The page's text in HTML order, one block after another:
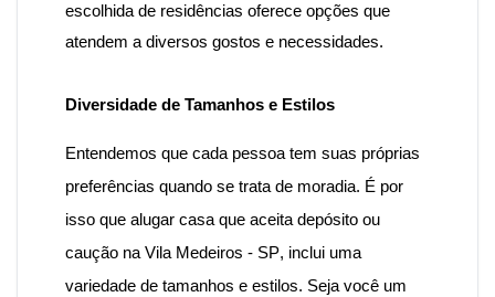
escolhida de residências oferece opções que
atendem a diversos gostos e necessidades.
Diversidade de Tamanhos e Estilos
Entendemos que cada pessoa tem suas próprias
preferências quando se trata de moradia. É por
isso que alugar casa que aceita depósito ou
caução na Vila Medeiros - SP, inclui uma
variedade de tamanhos e estilos. Seja você um